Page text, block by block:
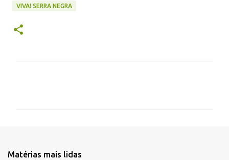
VIVA! SERRA NEGRA
t
Matérias mais lidas